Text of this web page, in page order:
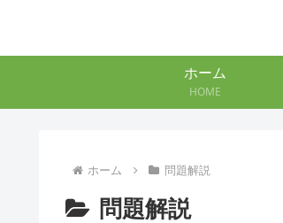
ホーム
HOME
ホーム 問題解説
問題解説